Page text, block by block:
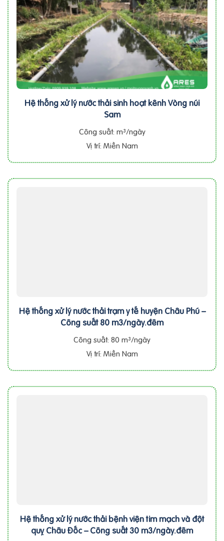
Hệ thống xử lý nước thải sinh hoạt kênh Vòng núi
Sam
Công suất: m³/ngày
Vị trí: Miền Nam
Hệ thống xử lý nước thải trạm y tế huyện Châu Phú –
Công suất 80 m3/ngày.đêm
Công suất: 80 m³/ngày
Vị trí: Miền Nam
Hệ thống xử lý nước thải bệnh viện tim mạch và đột
quỵ Châu Đốc – Công suất 30 m3/ngày.đêm